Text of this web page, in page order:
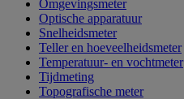
Omgevingsmeter
Optische apparatuur
Snelheidsmeter
Teller en hoeveelheidsmeter
Temperatuur- en vochtmeter
Tijdmeting
Topografische meter